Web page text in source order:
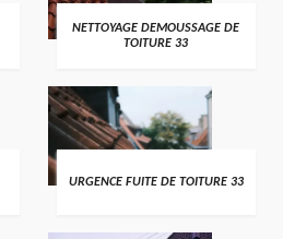
NETTOYAGE DEMOUSSAGE DE
TOITURE 33
URGENCE FUITE DE TOITURE 33